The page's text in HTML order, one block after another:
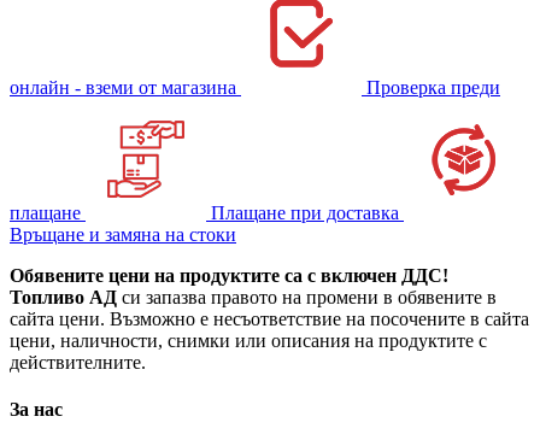
онлайн - вземи от магазина Проверка преди
плащане
Плащане при доставка
Връщане и замяна на стоки
Обявените цени на продуктите са с включен ДДС!
Топливо АД си запазва правото на промени в обявените в
сайта цени. Възможно е несъответствие на посочените в сайта
цени, наличности, снимки или описания на продуктите с
действителните.
За нас